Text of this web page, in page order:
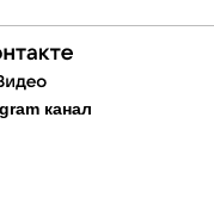
канал